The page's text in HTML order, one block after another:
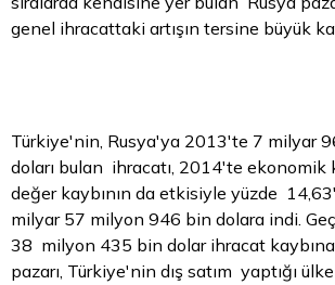
genel ihracattaki artışın tersine büyük
Türkiye'nin, Rusya'ya 2013'te 7 milyar
doları bulan ihracatı, 2014'te ekonomik
değer kaybının da etkisiyle yüzde
milyar 57 milyon 946 bin dolara indi.
38 milyon 435 bin dolarihracat
pazarı, Türkiye'nin dış satım yaptığı